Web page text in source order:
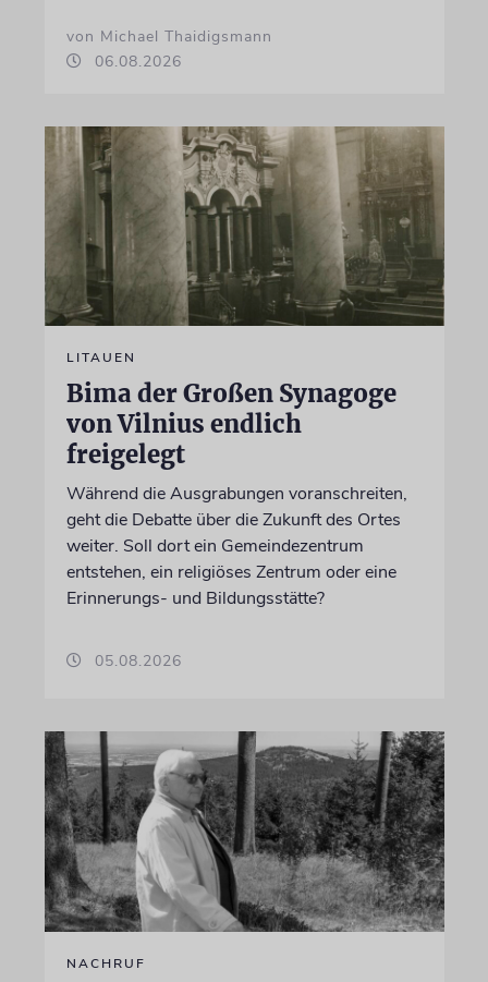
von Michael Thaidigsmann
06.08.2026
LITAUEN
Bima der Großen Synagoge
von Vilnius endlich
freigelegt
Während die Ausgrabungen voranschreiten,
geht die Debatte über die Zukunft des Ortes
weiter. Soll dort ein Gemeindezentrum
entstehen, ein religiöses Zentrum oder eine
Erinnerungs- und Bildungsstätte?
05.08.2026
NACHRUF